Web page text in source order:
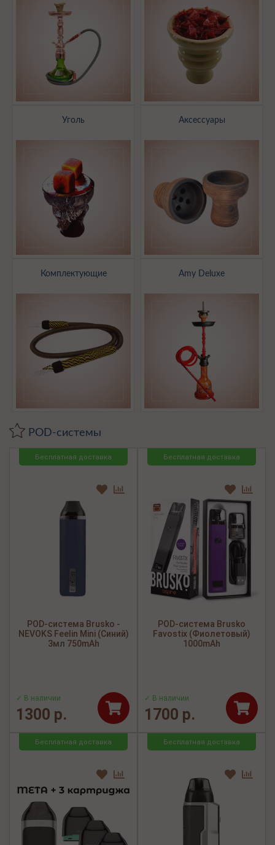
Уголь Аксессуары
Комплектующие Amy Deluxe
POD-системы
Бесплатная доставка
POD-система Brusko -
NEVOKS Feelin Mini (Синий)
3мл 750mAh
✓ В наличии
1300 р.
Бесплатная доставка
POD-система Brusko
Favostix (Фиолетовый)
1000mAh
✓ В наличии
1700 р.
Бесплатная доставка Бесплатная доставка